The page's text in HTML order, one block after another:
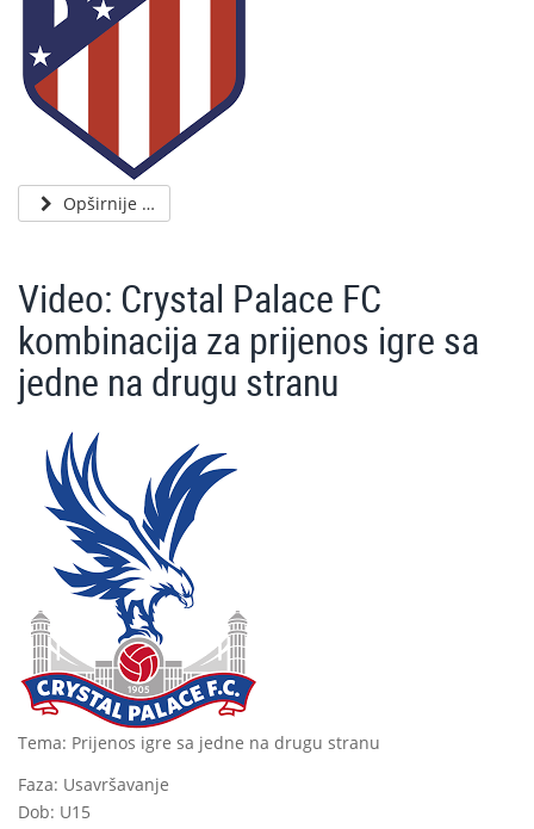
Opširnije …
Video: Crystal Palace FC
kombinacija za prijenos igre sa
jedne na drugu stranu
Tema: Prijenos igre sa jedne na drugu stranu
Faza: Usavršavanje
Dob: U15